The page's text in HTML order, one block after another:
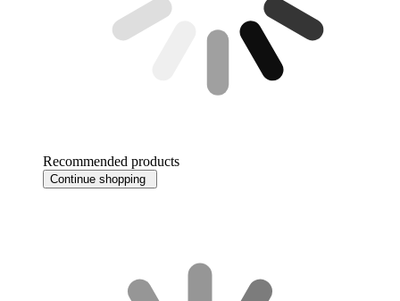
Recommended products
Continue shopping